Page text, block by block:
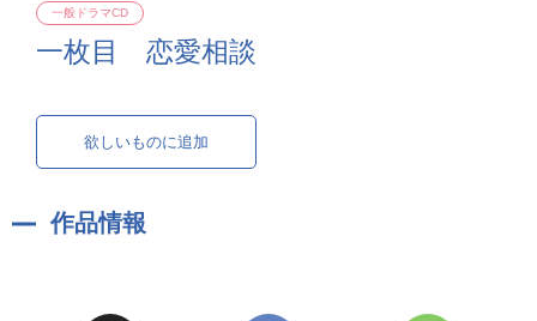
一枚目 恋愛相談
一般ドラマCD
欲しいものに追加
作品情報